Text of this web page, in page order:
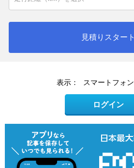
見積りスタート
表示： スマートフォン
ログイン